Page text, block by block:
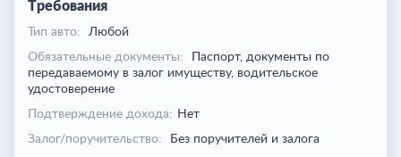
Требования
Тип авто:
Любой
Обязательные документы:
Паспорт, документы по
передаваемому в залог имуществу, водительское
удостоверение
Подтверждение дохода: Нет
Залог/поручительство:
Без поручителей и залога